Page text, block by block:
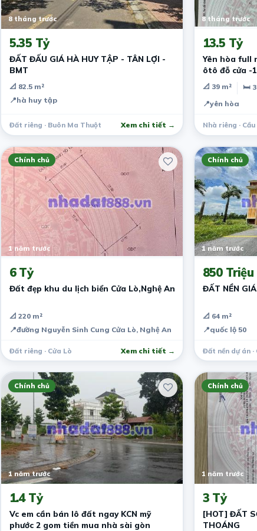
8 tháng trước
5.35 Tỷ
ĐẤT ĐẤU GIÁ HÀ HUY TẬP - TÂN LỢI -
BMT
📐 82.5 m²
📍hà huy tập
Đất riêng · Buôn Ma Thuột Xem chi tiết →
8 tháng trước
13.5 Tỷ
Yên hòa full
ôtô đỗ cửa -
📐 39 m² 🛏 3
📍yên hòa
Nhà riêng · Cầu
Chính chủ
1 năm trước
6 Tỷ
Đất đẹp khu du lịch biển Cửa Lò,Nghệ An
📐 220 m²
📍đường Nguyễn Sinh Cung Cửa Lò, Nghệ An
Đất riêng · Cửa Lò Xem chi tiết →
Chính chủ
1 năm trước
850 Triệu
ĐẤT NỀN GIÁ
📐 64 m²
📍quốc lộ 50
Đất nền dự án ·
Chính chủ
1 năm trước
1.4 Tỷ
Vc em cần bán lô đất ngay KCN mỹ
phước 2 gom tiền mua nhà sài gòn
Chính chủ
1 năm trước
3 Tỷ
[HOT] ĐẤT
THOÁNG